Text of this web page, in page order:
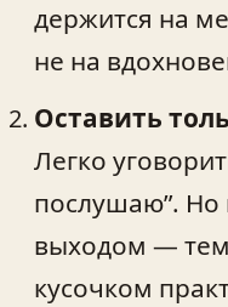
держится на
не на
Оставить
Легко
послушаю”. Но
выходом —
кусочком